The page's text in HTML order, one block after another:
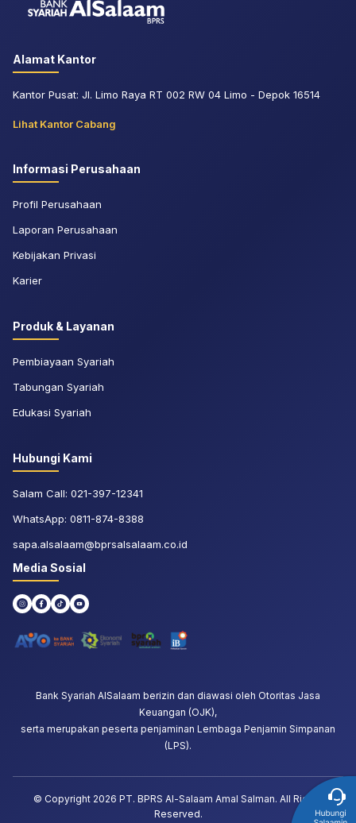
Alamat Kantor
Kantor Pusat: Jl. Limo Raya RT 002 RW 04 Limo - Depok 16514
Lihat Kantor Cabang
Informasi Perusahaan
Profil Perusahaan
Laporan Perusahaan
Kebijakan Privasi
Karier
Produk & Layanan
Pembiayaan Syariah
Tabungan Syariah
Edukasi Syariah
Hubungi Kami
Salam Call: 021-397-12341
WhatsApp: 0811-874-8388
sapa.alsalaam@bprsalsalaam.co.id
Media Sosial
Bank Syariah AlSalaam berizin dan diawasi oleh Otoritas Jasa
Keuangan (OJK),
serta merupakan peserta penjaminan Lembaga Penjamin Simpanan
(LPS).
© Copyright 2026 PT. BPRS Al-Salaam Amal Salman. All Rights
Reserved.